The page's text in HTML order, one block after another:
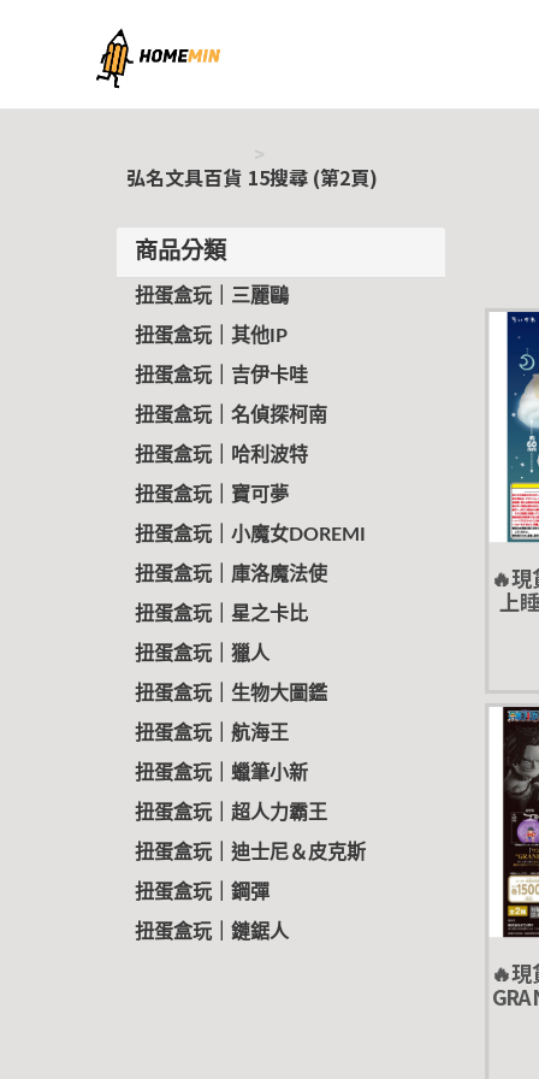
弘名文具百貨
弘名文具百貨 15搜尋 (第2頁)
商品分類
扭蛋盒玩｜三麗鷗
扭蛋盒玩｜其他IP
扭蛋盒玩｜吉伊卡哇
扭蛋盒玩｜名偵探柯南
扭蛋盒玩｜哈利波特
扭蛋盒玩｜寶可夢
扭蛋盒玩｜小魔女DOREMI
扭蛋盒玩｜庫洛魔法使
扭蛋盒玩｜星之卡比
扭蛋盒玩｜獵人
扭蛋盒玩｜生物大圖鑑
扭蛋盒玩｜航海王
扭蛋盒玩｜蠟筆小新
扭蛋盒玩｜超人力霸王
扭蛋盒玩｜迪士尼＆皮克斯
扭蛋盒玩｜鋼彈
扭蛋盒玩｜鏈鋸人
🔥
上睡
🔥